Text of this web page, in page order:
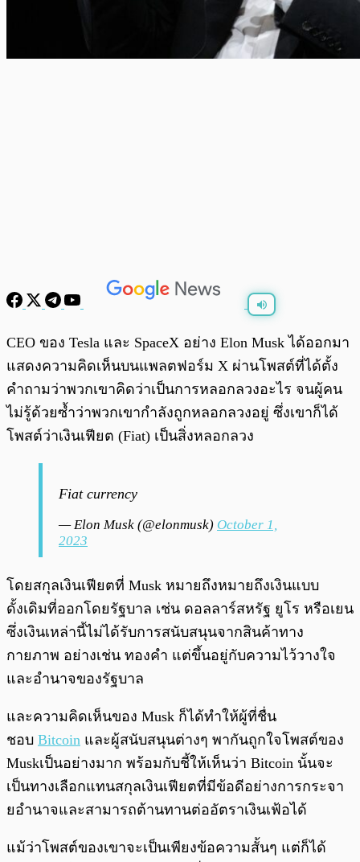
0:00/0:00
CEO ของ Tesla และ SpaceX อย่าง Elon Musk ได้ออกมา
แสดงความคิดเห็นบนแพลตฟอร์ม X ผ่านโพสต์ที่ได้ตั้ง
คำถามว่าพวกเขาคิดว่าเป็นการหลอกลวงอะไร จนผู้คน
ไม่รู้ด้วยซ้ำว่าพวกเขากำลังถูกหลอกลวงอยู่ ซึ่งเขาก็ได้
โพสต์ว่าเงินเฟียต (Fiat) เป็นสิ่งหลอกลวง
Fiat currency
— Elon Musk (@elonmusk) October 1,
2023
โดยสกุลเงินเฟียตที่ Musk หมายถึงหมายถึงเงินแบบ
ดั้งเดิมที่ออกโดยรัฐบาล เช่น ดอลลาร์สหรัฐ ยูโร หรือเยน
ซึ่งเงินเหล่านี้ไม่ได้รับการสนับสนุนจากสินค้าทาง
กายภาพ อย่างเช่น ทองคำ แต่ขึ้นอยู่กับความไว้วางใจ
และอำนาจของรัฐบาล
และความคิดเห็นของ Musk ก็ได้ทำให้ผู้ที่ชื่น
ชอบ Bitcoin และผู้สนับสนุนต่างๆ พากันถูกใจโพสต์ของ
Muskเป็นอย่างมาก พร้อมกับชี้ให้เห็นว่า Bitcoin นั้นจะ
เป็นทางเลือกแทนสกุลเงินเฟียตที่มีข้อดีอย่างการกระจา
ยอำนาจและสามารถต้านทานต่ออัตราเงินเฟ้อได้
แม้ว่าโพสต์ของเขาจะเป็นเพียงข้อความสั้นๆ แต่ก็ได้